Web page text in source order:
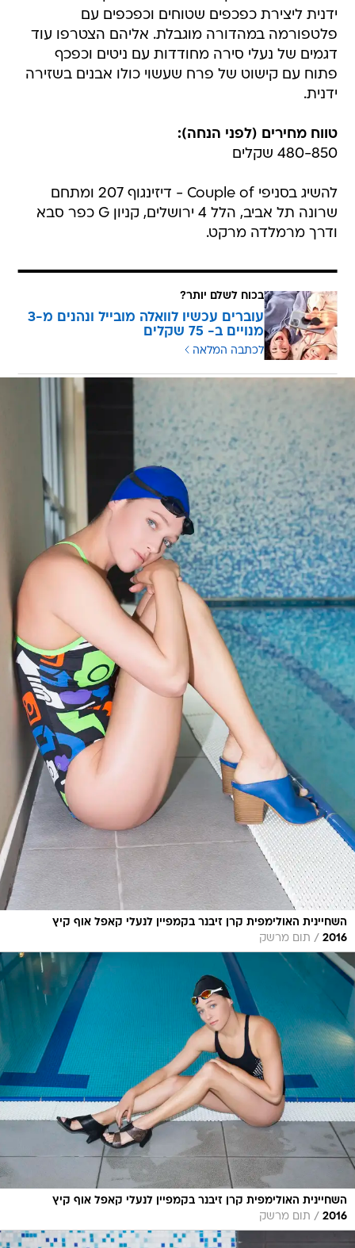
ידנית ליצירת כפכפים שטוחים וכפכפים עם
פלטפורמה במהדורה מוגבלת. אליהם הצטרפו עוד
דגמים של נעלי סירה מחודדות עם ניטים וכפכף
פתוח עם קישוט של פרח שעשוי כולו אבנים בשזירה
ידנית.
טווח מחירים (לפני הנחה):
480-850 שקלים
להשיג בסניפי Couple of - דיזינגוף 207 ומתחם
שרונה תל אביב, הלל 4 ירושלים, קניון G כפר סבא
ודרך מרמלדה מרקט.
בכוח לשלם יותר?
עוברים עכשיו לוואלה מובייל ונהנים מ-3
מנויים ב- 75 שקלים
לכתבה המלאה
השחיינית האולימפית קרן זיבנר בקמפיין לנעלי קאפל אוף קיץ
2016
/ תום מרשק
השחיינית האולימפית קרן זיבנר בקמפיין לנעלי קאפל אוף קיץ
2016
/ תום מרשק